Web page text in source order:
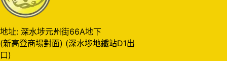
地址: 深水埗元州街66A地下
(新高登商場對面) (深水埗地鐵站D1出
口)